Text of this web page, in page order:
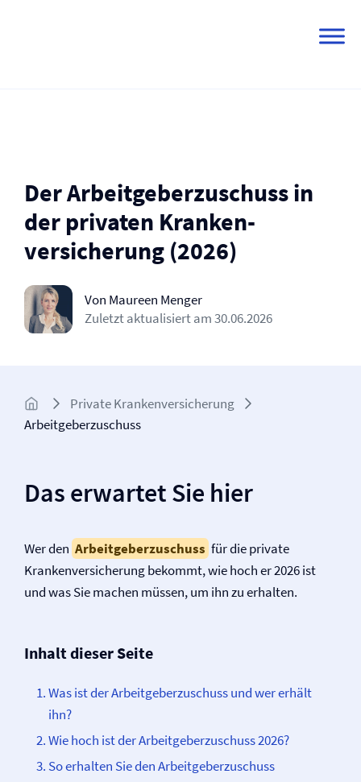
Der Arbeitgeberzuschuss in
der privaten Kranken­
versicherung (2026)
Von Maureen Menger
Zuletzt aktualisiert am30.06.2026
Private Kranken­­versicherung
Arbeitgeberzuschuss
Das erwartet Sie hier
Wer den Arbeitgeberzuschuss für die private
Kranken­versicherung bekommt, wie hoch er 2026 ist
und was Sie machen müssen, um ihn zu erhalten.
Inhalt dieser Seite
Was ist der Arbeitgeberzuschuss und wer erhält
ihn?
Wie hoch ist der Arbeitgeberzuschuss 2026?
So erhalten Sie den Arbeitgeberzuschuss